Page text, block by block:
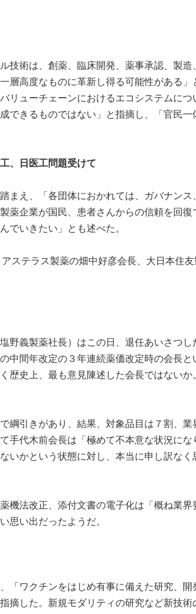
技術は、創薬、臨床開発、薬事承認、製造
層高度なものに革新し得る可能性がある」
リューチェーンにおけるエコシステムにつ
できるものではない」と指摘し、「官民一
、日医工問題受けて
まえ、「各団体におかれては、ガバナンス
薬企業が国民、患者さんからの信頼を回復
でいきたい」とも述べた。
ステラス製薬の畑中好彦会長、大日本住
野義製薬社長）はこの日、退任あいさつし
中間年改定の３年連続薬価改定時の会長と
歴史上、最も意見陳述した会長ではないか
綱引きがあり、結果、対象品目は７割、業
手代木前会長は「極めて不本意な状況にな
いかという状態に対し、本当に申し訳なく
機法改正、添付文書の電子化は「概ね業界
思い出だったようだ。
「ワクチンをはじめ有事に備えた研究、開
摘した。新規モダリティの研究など新技術